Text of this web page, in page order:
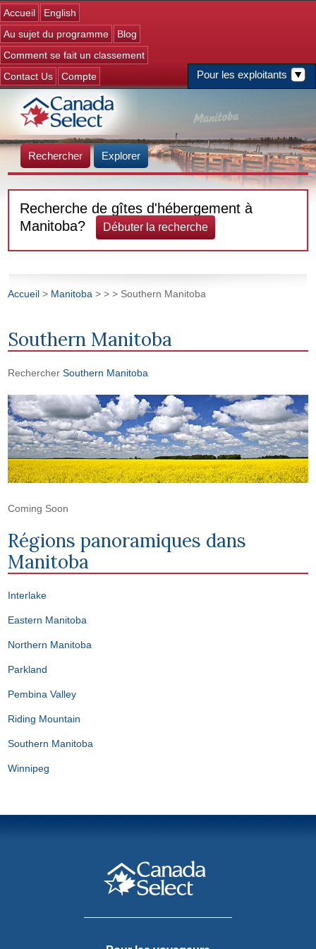
Accueil
English
Au sujet du programme
Blog
Pour les exploitants
Comment se fait un classement
Contact Us
Compte
Rechercher Explorer
Recherche de gîtes d'hébergement à
Manitoba?
Débuter la recherche
Accueil > Manitoba >>> Southern Manitoba
Southern Manitoba
RechercherSouthern Manitoba
Coming Soon
Régions panoramiques dans
Manitoba
Interlake
Eastern Manitoba
Northern Manitoba
Parkland
Pembina Valley
Riding Mountain
Southern Manitoba
Winnipeg